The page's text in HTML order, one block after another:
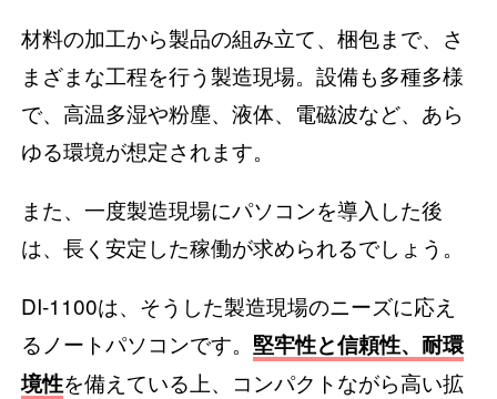
材料の加工から製品の組み立て、梱包まで、さ
まざまな工程を行う製造現場。設備も多種多様
で、高温多湿や粉塵、液体、電磁波など、あら
ゆる環境が想定されます。
また、一度製造現場にパソコンを導入した後
は、長く安定した稼働が求められるでしょう。
DI-1100は、そうした製造現場のニーズに応え
るノートパソコンです。 堅牢性と信頼性、耐環
境性を備えている上、コンパクトながら高い拡